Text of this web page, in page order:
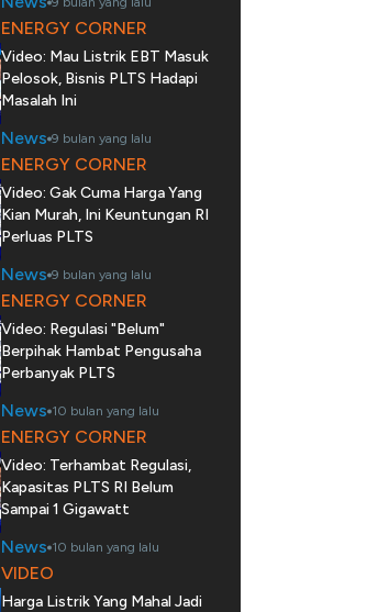
ENERGY CORNER
Video: Mau Listrik EBT Masuk
Pelosok, Bisnis PLTS Hadapi
Masalah Ini
News 9 bulan yang lalu
ENERGY CORNER
Video: Gak Cuma Harga Yang
Kian Murah, Ini Keuntungan RI
Perluas PLTS
News 9 bulan yang lalu
ENERGY CORNER
Video: Regulasi "Belum"
Berpihak Hambat Pengusaha
Perbanyak PLTS
News 10 bulan yang lalu
ENERGY CORNER
Video: Terhambat Regulasi,
Kapasitas PLTS RI Belum
Sampai 1 Gigawatt
News 10 bulan yang lalu
VIDEO
Harga Listrik Yang Mahal Jadi